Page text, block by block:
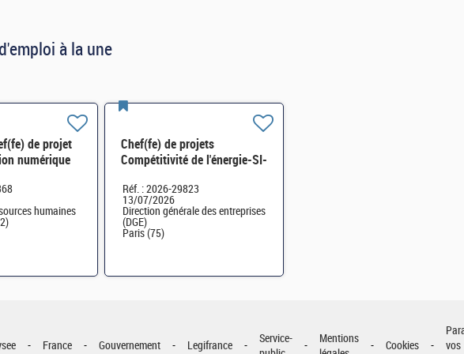
à la une
de projet
numérique
humaines
Chef(fe) de projets
Compétitivité de l'énergie-SI-
Réf. : 2026-29823
13/07/2026
Direction générale des entreprises
(DGE)
Paris (75)
France Gouvernement Legifrance
Service-
Mentions
Cookies
vos